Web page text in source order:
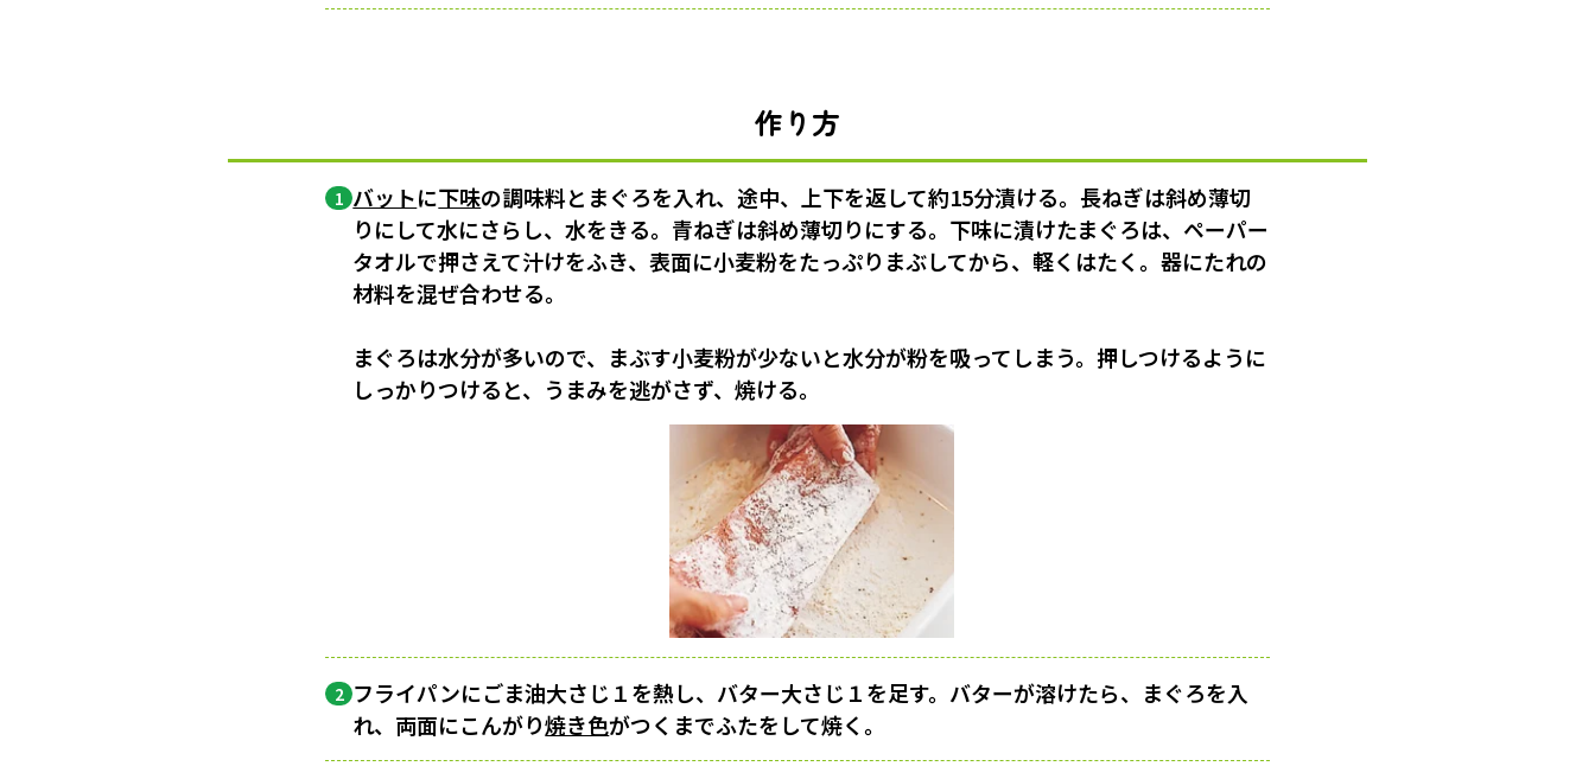
作り方
1 バットに下味の調味料とまぐろを入れ、途中、上下を返して約15分漬ける。長ねぎは斜め薄切
りにして水にさらし、水をきる。青ねぎは斜め薄切りにする。下味に漬けたまぐろは、ペーパー
タオルで押さえて汁けをふき、表面に小麦粉をたっぷりまぶしてから、軽くはたく。器にたれの
材料を混ぜ合わせる。
まぐろは水分が多いので、まぶす小麦粉が少ないと水分が粉を吸ってしまう。押しつけるように
しっかりつけると、うまみを逃がさず、焼ける。
2 フライパンにごま油大さじ１を熱し、バター大さじ１を足す。バターが溶けたら、まぐろを入
れ、両面にこんがり焼き色がつくまでふたをして焼く。